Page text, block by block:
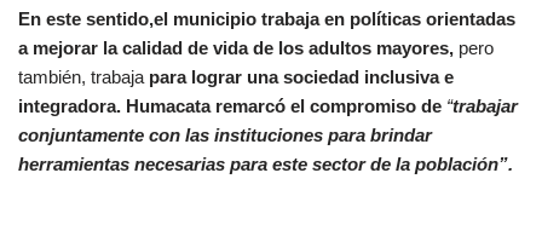
En este sentido,el municipio trabaja en políticas orientadas
a mejorar la calidad de vida de los adultos mayores, pero
también, trabaja para lograr una sociedad inclusiva e
integradora. Humacata remarcó el compromiso de “trabajar
conjuntamente con las instituciones para brindar
herramientas necesarias para este sector de la población”.